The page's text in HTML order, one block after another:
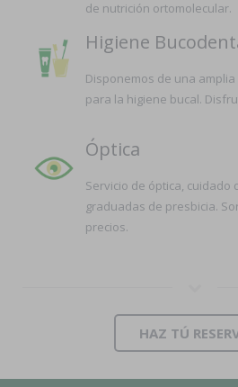
de nutrición ortomolecular.
Higiene
Disponemos de una
para la higiene bucal.
Óptica
Servicio de óptica, cuidado
graduadas de presbicia.
precios.
HAZ TÚ